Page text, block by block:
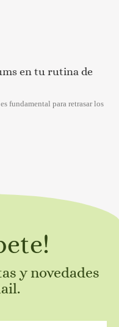
en tu rutina de
fundamental para retrasar los
y novedades